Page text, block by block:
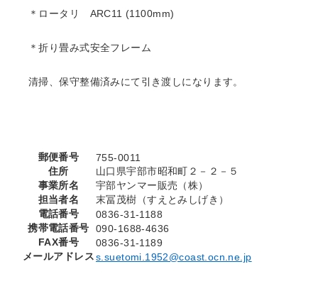
＊ロータリ ARC11 (1100mm)
＊折り畳み式安全フレーム
清掃、保守整備済みにて引き渡しになります。
郵便番号
755-0011
住所
山口県宇部市昭和町２－２－５
事業所名
宇部ヤンマー販売（株）
担当者名
末冨茂樹（すえとみしげき）
電話番号
0836-31-1188
携帯電話番号
090-1688-4636
FAX番号
0836-31-1189
メールアドレスs.suetomi.1952@coast.ocn.ne.jp